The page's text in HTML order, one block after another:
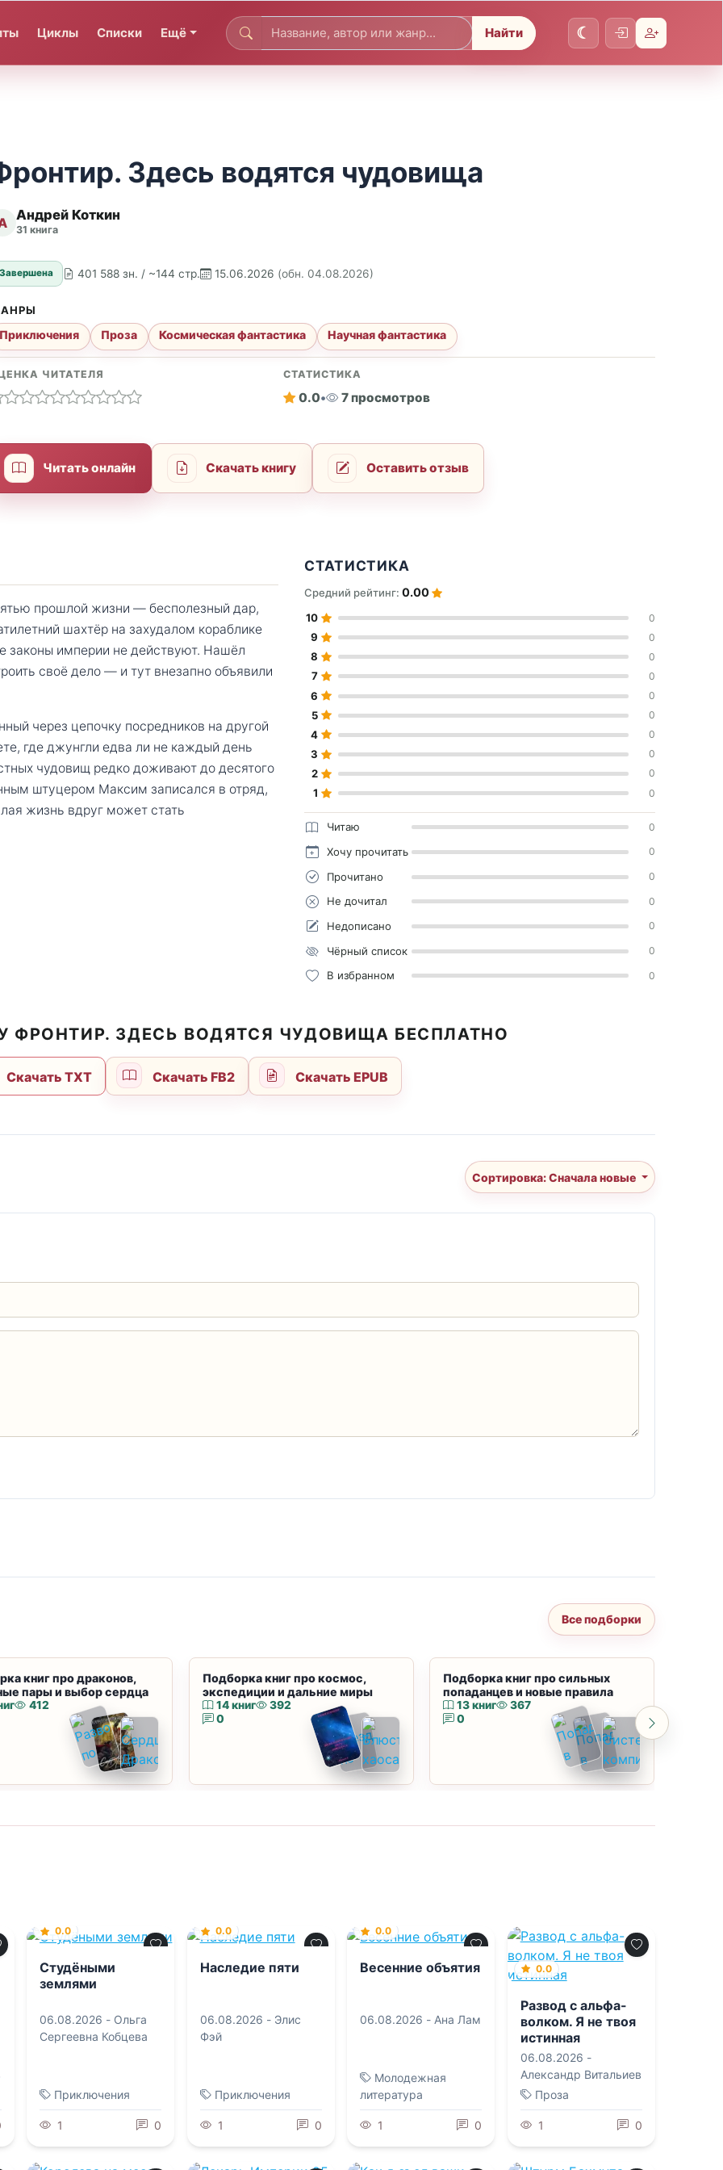
Циклы Списки Ещё Найти
Здесь водятся чудовища
Андрей Коткин
31 книга
401 588 зн. / ~144 стр. 15.06.2026 (обн. 04.08.2026)
Приключения Проза Космическая фантастика Научная фантастика
ЧИТАТЕЛЯ СТАТИСТИКА
0.0• 7 просмотров
Читать онлайн Скачать книгу Оставить отзыв
прошлой жизни — бесполезный дар,
шахтёр на захудалом кораблике
законы империи не действуют. Нашёл
своё дело — и тут внезапно объявили
через цепочку посредников на другой
где джунгли едва ли не каждый день
чудовищ редко доживают до десятого
штуцером Максим записался в отряд,
жизнь вдруг может стать
СТАТИСТИКА
Средний рейтинг:0.00
10 0
9 0
8 0
7 0
6 0
5 0
4 0
3 0
2 0
1 0
Читаю 0
Хочу прочитать 0
Прочитано 0
Не дочитал 0
Недописано 0
Чёрный список 0
В избранном 0
ФРОНТИР. ЗДЕСЬ ВОДЯТСЯ ЧУДОВИЩА БЕСПЛАТНО
Скачать TXT Скачать FB2 Скачать EPUB
Сортировка: Сначала новые
Все подборки
книг про драконов,
пары и выбор сердца
412
Подборка книг про космос,
экспедиции и дальние миры
14 книг
392
0
Подборка книг про сильных
попаданцев и новые правила
13 книг
367
0
0.0
Студёными
землями
06.08.2026 - Ольга
Сергеевна Кобцева
Приключения
1 0
0.0
Наследие пяти
06.08.2026 - Элис
Фэй
Приключения
1 0
0.0
Весенние объятия
06.08.2026 - Ана Лам
Молодежная
литература
1 0
0.0
Развод с альфа-
волком. Я не твоя
истинная
06.08.2026 -
Александр Витальиев
Проза
1 0